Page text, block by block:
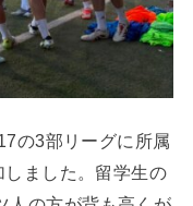
の3部リーグに所属
ました。留学生の